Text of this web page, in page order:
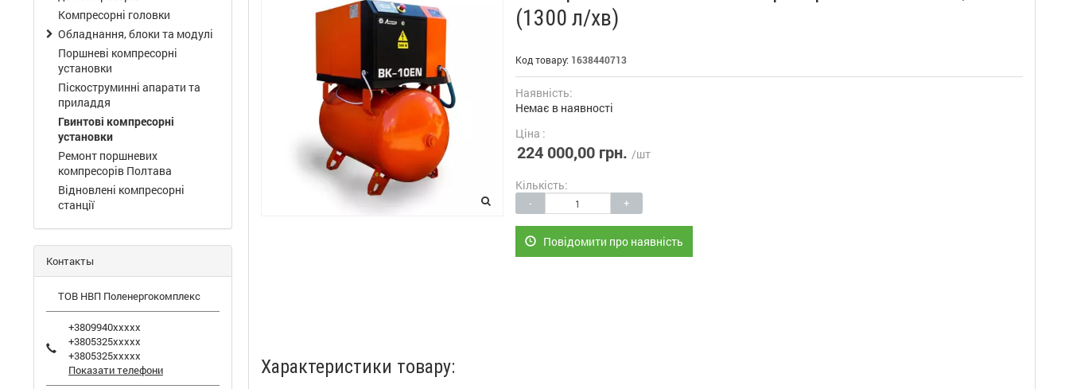
(1300 л/хв)
Код товару: 1638440713
Наявність:
Немає в наявності
Ціна :
224 000,00 грн. /шт
Кількість:
- +
Повідомити про наявність
Характеристики товару:
Компресорні головки
Обладнання, блоки та модулі
Поршневі компресорні
установки
Піскоструминні апарати та
приладдя
Гвинтові компресорні
установки
Ремонт поршневих
компресорів Полтава
Відновлені компресорні
станції
Контакты
ТОВ НВП Поленергокомплекс
+3809940xxxxx
+3805325xxxxx
+3805325xxxxx
Показати телефони